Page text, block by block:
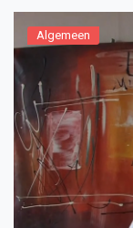
Algemeen